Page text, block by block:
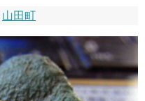
山田町